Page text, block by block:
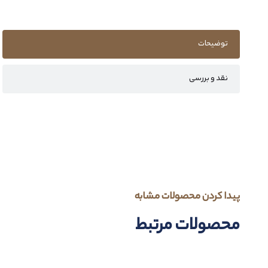
توضیحات
نقد و بررسی
پیدا کردن محصولات مشابه
محصولات مرتبط